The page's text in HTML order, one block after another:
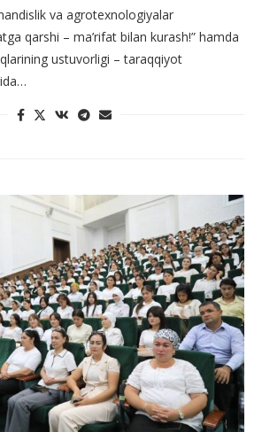
va agrotexnologiyalar
qarshi – ma’rifat bilan kurash!” hamda
ustuvorligi – taraqqiyot